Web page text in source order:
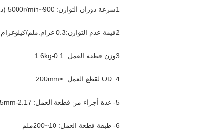
1سرعة دوران التوازن: 900~5000r/min (دقة: 10 دورات)
2قيمة عدم التوازن:0.3 غرام.ملم/كيلوغرام
3وزن قطعة العمل: 0.1-1.6kg
4. OD لقطع العمل: ≤200mm
5- عدة أجزاء من قطعة العمل: 2.17-25mm
6- طبقة قطعة العمل: 10~200ملم